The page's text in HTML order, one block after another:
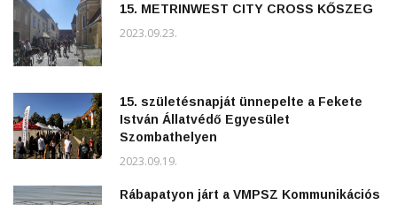
15. METRINWEST CITY CROSS KŐSZEG
2023.09.23.
15. születésnapját ünnepelte a Fekete
István Állatvédő Egyesület
Szombathelyen
2023.09.19.
Rábapatyon járt a VMPSZ Kommunikációs